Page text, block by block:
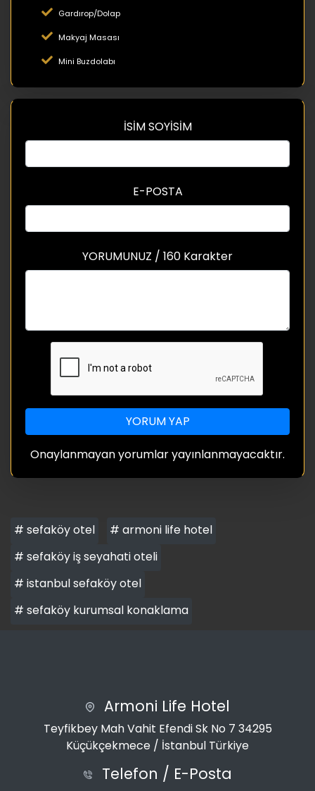
Gardırop/Dolap
Makyaj Masası
Mini Buzdolabı
İSİM SOYİSİM
E-POSTA
YORUMUNUZ / 160 Karakter
YORUM YAP
Onaylanmayan yorumlar yayınlanmayacaktır.
# sefaköy otel
# armoni life hotel
# sefaköy iş seyahati oteli
# istanbul sefaköy otel
# sefaköy kurumsal konaklama
Armoni Life Hotel
Teyfikbey Mah Vahit Efendi Sk No 7 34295
Küçükçekmece / İstanbul Türkiye
Telefon / E-Posta